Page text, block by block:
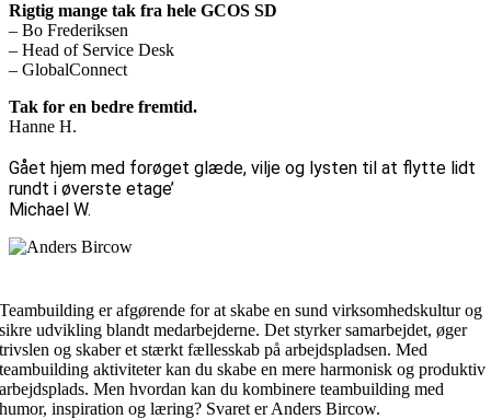
Rigtig mange tak fra hele GCOS SD
– Bo Frederiksen
– Head of Service Desk
– GlobalConnect
Tak for en bedre fremtid.
Hanne H.
Gået hjem med forøget glæde, vilje og lysten til at flytte lidt
rundt i øverste etage’
Michael W.
Teambuilding er afgørende for at skabe en sund virksomhedskultur og
sikre udvikling blandt medarbejderne. Det styrker samarbejdet, øger
trivslen og skaber et stærkt fællesskab på arbejdspladsen. Med
teambuilding aktiviteter kan du skabe en mere harmonisk og produktiv
arbejdsplads. Men hvordan kan du kombinere teambuilding med
humor, inspiration og læring? Svaret er Anders Bircow.